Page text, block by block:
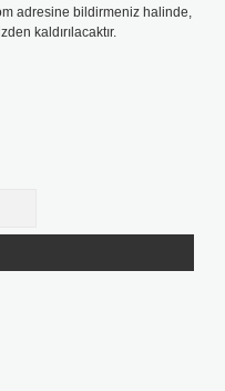
adresine bildirmeniz halinde,
kaldırılacaktır.